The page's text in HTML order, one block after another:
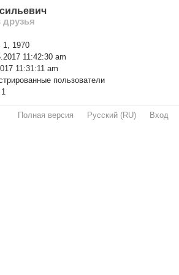
друзья
1, 1970
11:42:30 am
11:31:11 am
пользователи
1
Полная версия Русский (RU) Вход